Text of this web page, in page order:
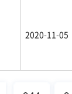
2020-11-05